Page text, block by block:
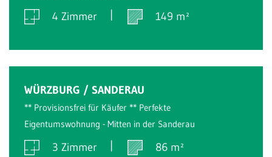
4 Zimmer 149 m²
WÜRZBURG / SANDERAU
** Provisionsfrei für Käufer ** Perfekte
Eigentumswohnung - Mitten in der Sanderau
3 Zimmer 86 m²